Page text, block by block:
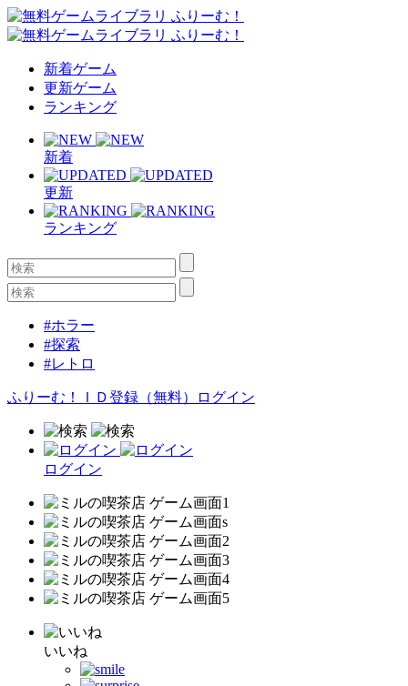
新着ゲーム
更新ゲーム
ランキング
新着
更新
ランキング
#ホラー
#探索
#レトロ
ふりーむ！ＩＤ登録（無料） ログイン
ログイン
いいね